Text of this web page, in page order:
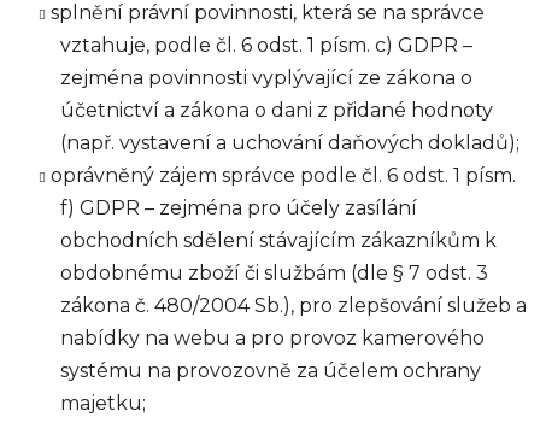
splnění právní povinnosti, která se na správce
vztahuje, podle čl. 6 odst. 1 písm. c) GDPR –
zejména povinnosti vyplývající ze zákona o
účetnictví a zákona o dani z přidané hodnoty
(např. vystavení a uchování daňových dokladů);
oprávněný zájem správce podle čl. 6 odst. 1 písm.
f) GDPR – zejména pro účely zasílání
obchodních sdělení stávajícím zákazníkům k
obdobnému zboží či službám (dle § 7 odst. 3
zákona č. 480/2004 Sb.), pro zlepšování služeb a
nabídky na webu a pro provoz kamerového
systému na provozovně za účelem ochrany
majetku;